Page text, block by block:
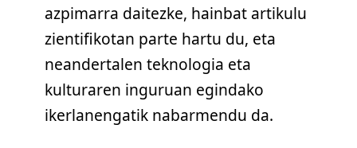
azpimarra daitezke, hainbat artikulu
zientifikotan parte hartu du, eta
neandertalen teknologia eta
kulturaren inguruan egindako
ikerlanengatik nabarmendu da.